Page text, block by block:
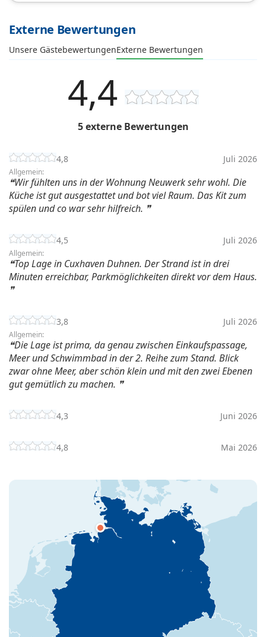
Externe Bewertungen
Unsere GästebewertungenExterne Bewertungen
4,4
5 externe Bewertungen
4,8 Juli 2026
Allgemein:
Wir fühlten uns in der Wohnung Neuwerk sehr wohl. Die
Küche ist gut ausgestattet und bot viel Raum. Das Kit zum
spülen und co war sehr hilfreich.
4,5 Juli 2026
Allgemein:
Top Lage in Cuxhaven Duhnen. Der Strand ist in drei
Minuten erreichbar, Parkmöglichkeiten direkt vor dem Haus.
3,8 Juli 2026
Allgemein:
Die Lage ist prima, da genau zwischen Einkaufspassage,
Meer und Schwimmbad in der 2. Reihe zum Stand. Blick
zwar ohne Meer, aber schön klein und mit den zwei Ebenen
gut gemütlich zu machen.
4,3 Juni 2026
4,8 Mai 2026